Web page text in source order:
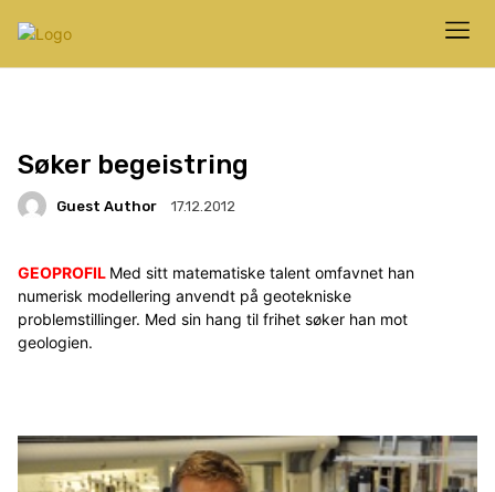
Søker begeistring
Guest Author 17.12.2012
GEOPROFIL Med sitt matematiske talent omfavnet han
numerisk modellering anvendt på geotekniske
problemstillinger. Med sin hang til frihet søker han mot
geologien.